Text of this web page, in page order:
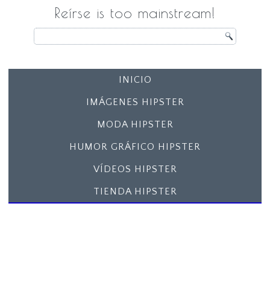
Reírse is too mainstream!
INICIO
IMÁGENES HIPSTER
MODA HIPSTER
HUMOR GRÁFICO HIPSTER
VÍDEOS HIPSTER
TIENDA HIPSTER